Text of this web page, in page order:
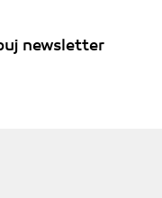
newsletter